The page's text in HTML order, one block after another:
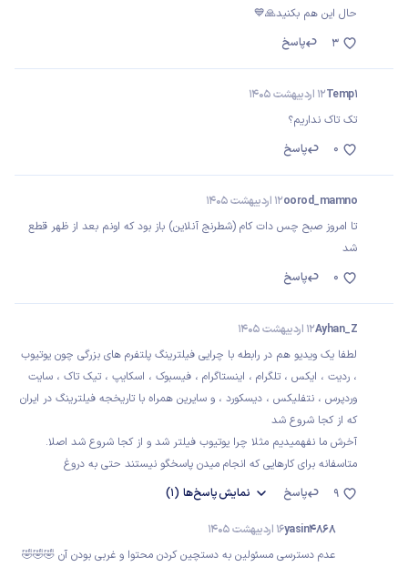
حال این هم بکنید🙏💙
پاسخ
3
Temp112 اردیبهشت 1405
تک تاک نداریم؟
پاسخ
0
oorod_mamno12 اردیبهشت 1405
تا امروز صبح چس دات کام (شطرنج آنلاین) باز بود که اونم بعد از ظهر قطع
شد
پاسخ
0
Ayhan_Z12 اردیبهشت 1405
لطفا یک ویدیو هم در رابطه با چرایی فیلترینگ پلتفرم های بزرگی چون یوتیوب
، ردیت ، ایکس ، تلگرام ، اینستاگرام ، فیسبوک ، اسکایپ ، تیک تاک ، سایت
وردپرس ، نتفلیکس ، دیسکورد ، و سایرین همراه با تاریخجه فیلترینگ در ایران
که از کجا شروع شد
آخرش ما نفهمیدیم مثلا چرا یوتیوب فیلتر شد و از کجا شروع شد اصلا.
متاسفانه برای کارهایی که انجام میدن پاسخگو نیستند حتی به دروغ
پاسخ
نمایشپاسخ‌ها (1) 9
yasin486816 اردیبهشت 1405
عدم دسترسی مسئولین به دستچین کردن محتوا و غربی بودن آن 🤣🤣🤣